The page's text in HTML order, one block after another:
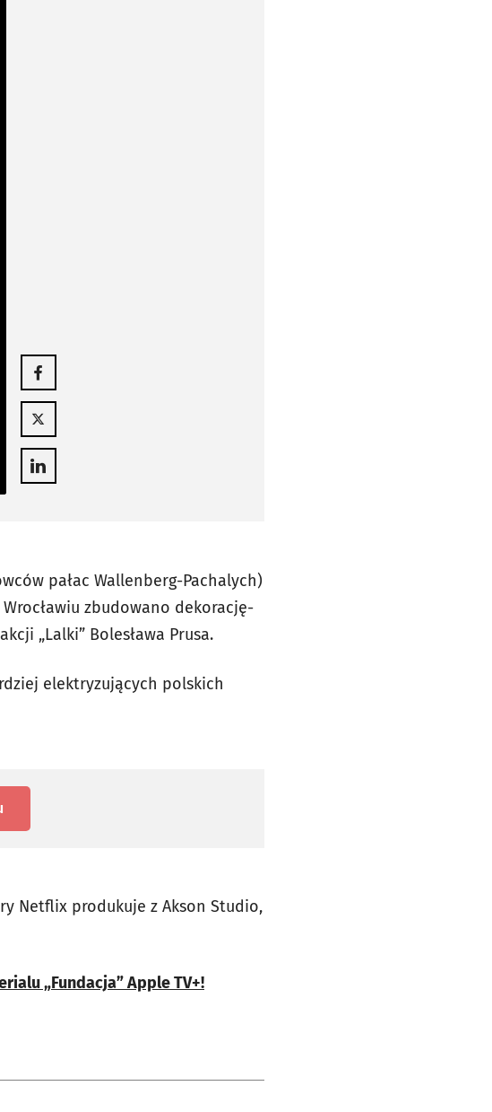
Otwiera się w nowej karcie
Otwiera się w nowej karcie
Otwiera się w nowej karcie
pałac Wallenberg-Pachalych)
zbudowano dekorację-
„Lalki” Bolesława Prusa.
elektryzujących polskich
Netflix produkuje z Akson Studio,
„Fundacja” Apple TV+!